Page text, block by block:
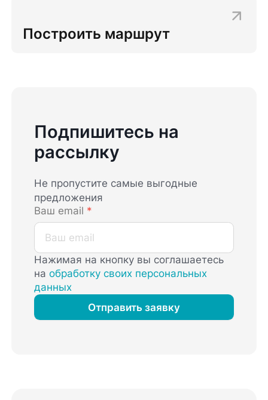
Построить маршрут
Подпишитесь на
рассылку
Не пропустите самые выгодные
предложения
Ваш email *
Нажимая на кнопку вы соглашаетесь
наобработку своих персональных
данных
Отправить заявку